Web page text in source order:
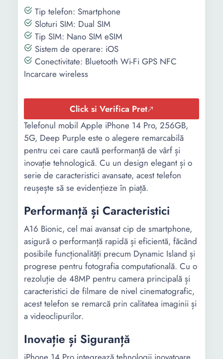
Tip display:
OLED
Rezolutie
(pixeli):
1170 x 2532
Functii display: True tone Haptic touch
2,000,000:1 contrast ratio
(peak) HDR display Wide
color (P3)
Memorie
interna:
128 GB
Memorie RAM: 6 GB
Standard Wi-
802.11ax 2x2
Lightning
Numar
camere:
2
Rezolutie
camera
principala:
12 MP Wide 12 MP
Ultrawide
Rezolutie
frontala:
Tip telefon: Smartphone
Sloturi SIM: Dual SIM
Tip SIM: Nano SIM eSIM
Sistem de operare: iOS
Conectivitate: Bluetooth Wi-Fi GPS NFC
Incarcare wireless
Click si Verifica Pret
Telefonul mobil Apple iPhone 14 Pro, 256GB,
5G, Deep Purple este o alegere remarcabilă
pentru cei care caută performanță de vârf și
inovație tehnologică. Cu un design elegant și o
serie de caracteristici avansate, acest telefon
reușește să se evidențieze în piață.
Performanță și Caracteristici
A16 Bionic, cel mai avansat cip de smartphone,
asigură o performanță rapidă și eficientă, făcând
posibile funcționalități precum Dynamic Island și
progrese pentru fotografia computatională. Cu o
rezoluție de 48MP pentru camera principală și
caracteristici de filmare de nivel cinematografic,
acest telefon se remarcă prin calitatea imaginii și
a videoclipurilor.
Inovație și Siguranță